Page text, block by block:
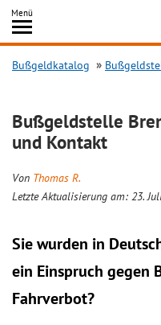
Inhalt
springen
Menü
Bußgeldkatalog
Bußgeldstelle
und Kontakt
Von Thomas R.
Letzte Aktualisierung am: 23.
Sie wurden in
ein Einspruch gegen
Fahrverbot?